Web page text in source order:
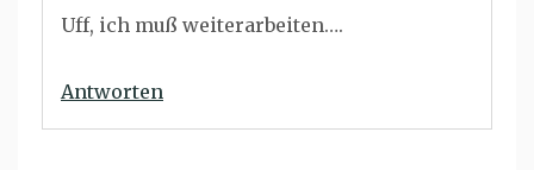
Uff, ich muß weiterarbeiten….
Antworten